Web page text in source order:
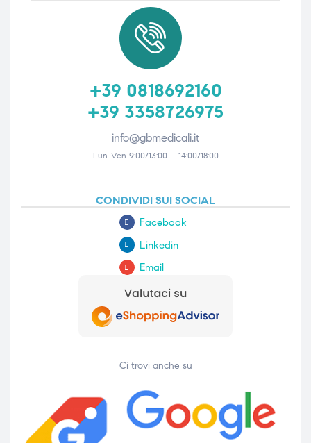
+39 0818692160
+39 3358726975
info@gbmedicali.it
Lun-Ven 9:00/13:00 – 14:00/18:00
CONDIVIDI SUI SOCIAL
Facebook
Linkedin
Email
Ci trovi anche su